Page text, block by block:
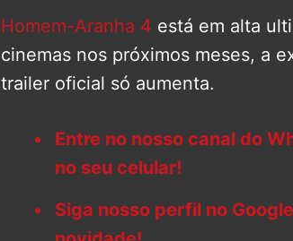
Homem-Aranha 4 está em alta
cinemas nos próximos meses, a
trailer oficial só aumenta.
Entre no nosso canal do
no seu celular!
Siga nosso perfil no